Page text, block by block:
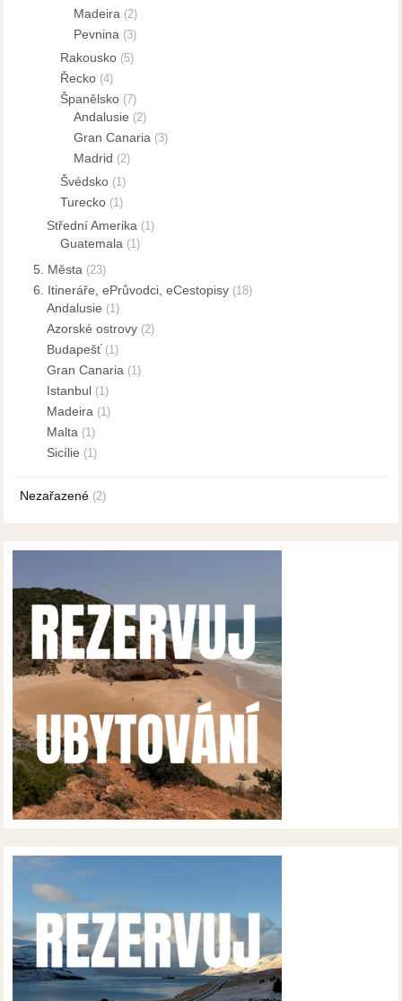
Madeira (2)
Pevnina (3)
Rakousko (5)
Řecko (4)
Španělsko (7)
Andalusie (2)
Gran Canaria (3)
Madrid (2)
Švédsko (1)
Turecko (1)
Střední Amerika (1)
Guatemala (1)
5. Města (23)
6. Itineráře, ePrůvodci, eCestopisy (18)
Andalusie (1)
Azorské ostrovy (2)
Budapešť(1)
Gran Canaria (1)
Istanbul (1)
Madeira (1)
Malta (1)
Sicílie (1)
Nezařazené (2)